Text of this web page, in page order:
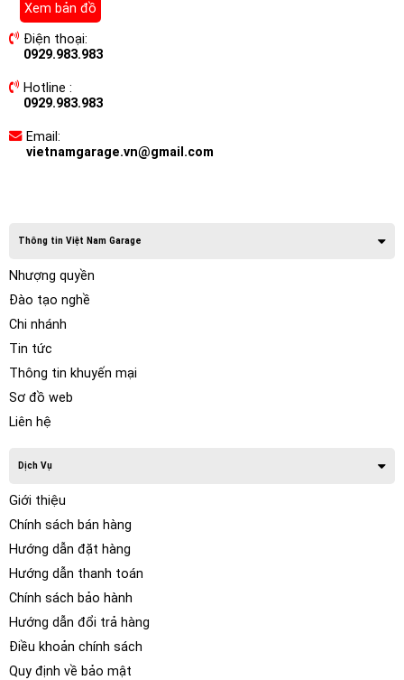
Xem bản đồ
Điện thoại:
0929.983.983
Hotline :
0929.983.983
Email:
vietnamgarage.vn@gmail.com
Thông tin Việt Nam Garage
Nhượng quyền
Đào tạo nghề
Chi nhánh
Tin tức
Thông tin khuyến mại
Sơ đồ web
Liên hệ
Dịch Vụ
Giới thiệu
Chính sách bán hàng
Hướng dẫn đặt hàng
Hướng dẫn thanh toán
Chính sách bảo hành
Hướng dẫn đổi trả hàng
Điều khoản chính sách
Quy định về bảo mật